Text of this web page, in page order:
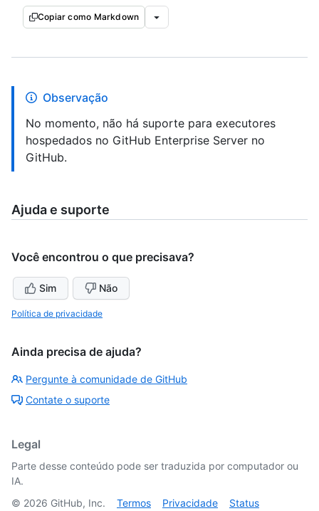
Copiar como Markdown
Observação
No momento, não há suporte para executores
hospedados no GitHub Enterprise Server no
GitHub.
Ajuda e suporte
Você encontrou o que precisava?
Sim Não
Política de privacidade
Ainda precisa de ajuda?
Pergunte à comunidade de GitHub
Contate o suporte
Legal
Parte desse conteúdo pode ser traduzida por computador ou
IA.
© 2026 GitHub, Inc. Termos Privacidade Status